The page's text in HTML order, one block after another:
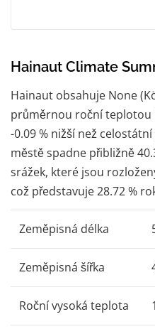
Hainaut Climate
Hainaut obsahuje None
průměrnou roční teplotou
-0.09 % nižší než
městě spadne přibližně
srážek, které jsou
což představuje 28.72 %
Zeměpisná délka
Zeměpisná šířka
Roční vysoká teplota